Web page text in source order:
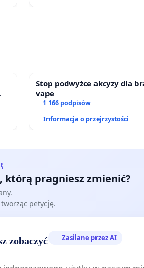
Stop podwyżce akcyzy dla
vape
1 166 podpisów
Informacja o przejrzystości
którą pragniesz zmienić?
petycję.
zobaczyć Zasilane przez AI